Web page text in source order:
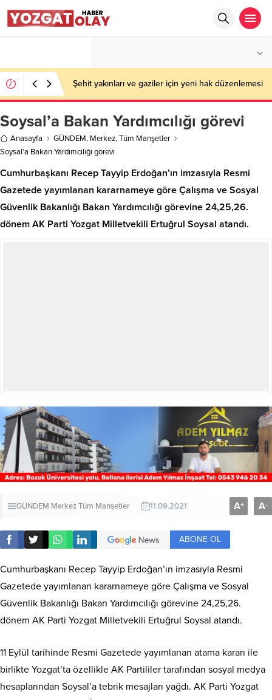
Şehit yakınları ve gaziler için yeni hak düzenlemesi
Soysal’a Bakan Yardımcılığı görevi
Anasayfa GÜNDEM, Merkez,Tüm Manşetler
Soysal’a Bakan Yardımcılığı görevi
Cumhurbaşkanı Recep Tayyip Erdoğan’ın imzasıyla Resmi
Gazetede yayımlanan kararnameye göre Çalışma ve Sosyal
Güvenlik Bakanlığı Bakan Yardımcılığı görevine 24,25,26.
dönem AK Parti Yozgat Milletvekili Ertuğrul Soysal atandı.
GÜNDEM MerkezTüm Manşetler 11.09.2021 A+ A-
ABONE OL
Cumhurbaşkanı Recep Tayyip Erdoğan’ın imzasıyla Resmi
Gazetede yayımlanan kararnameye göre Çalışma ve Sosyal
Güvenlik Bakanlığı Bakan Yardımcılığı görevine 24,25,26.
dönem AK Parti Yozgat Milletvekili Ertuğrul Soysal atandı.
11 Eylül tarihinde Resmi Gazetede yayımlanan atama kararı ile
birlikte Yozgat’ta özellikle AK Partililer tarafından sosyal medya
hesaplarından Soysal’a tebrik mesajları yağdı. AK Parti Yozgat